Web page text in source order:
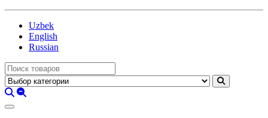
Uzbek
English
Russian